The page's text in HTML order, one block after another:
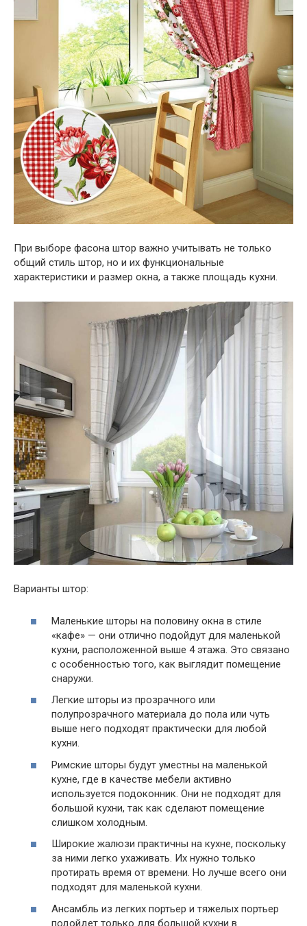
При выборе фасона штор важно учитывать не только
общий стиль штор, но и их функциональные
характеристики и размер окна, а также площадь кухни.
Варианты штор:
Маленькие шторы на половину окна в стиле
«кафе» — они отлично подойдут для маленькой
кухни, расположенной выше 4 этажа. Это связано
с особенностью того, как выглядит помещение
снаружи.
Легкие шторы из прозрачного или
полупрозрачного материала до пола или чуть
выше него подходят практически для любой
кухни.
Римские шторы будут уместны на маленькой
кухне, где в качестве мебели активно
используется подоконник. Они не подходят для
большой кухни, так как сделают помещение
слишком холодным.
Широкие жалюзи практичны на кухне, поскольку
за ними легко ухаживать. Их нужно только
протирать время от времени. Но лучше всего они
подходят для маленькой кухни.
Ансамбль из легких портьер и тяжелых портьер
подойдет только для большой кухни в